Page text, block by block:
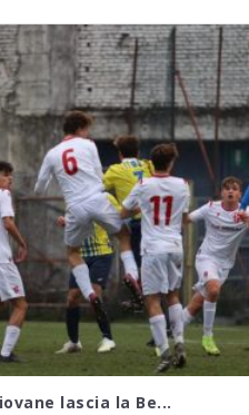
lascia la Be...